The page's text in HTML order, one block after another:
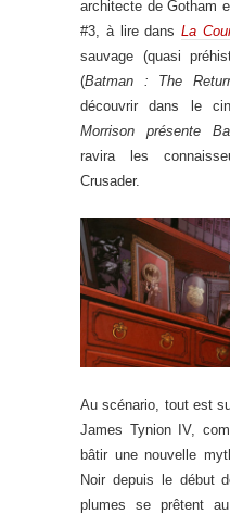
architecte de Gotham
#3, à lire dansLa
sauvage (quasi
(Batman : The
découvrir dans le
Morrison présente
ravira les
Crusader.
Au scénario, tout est
James Tynion IV,
bâtir une nouvelle
Noir depuis le début
plumes se prêtent